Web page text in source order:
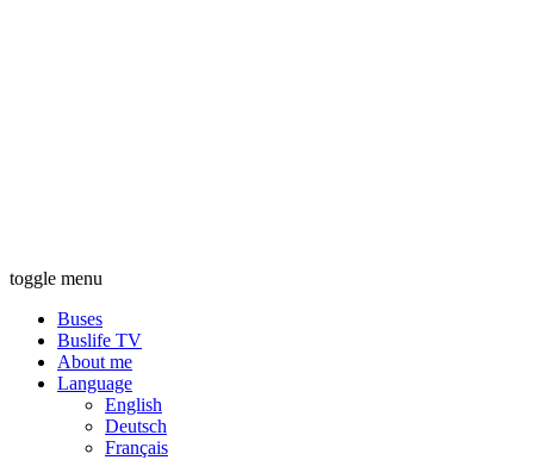
toggle menu
Buses
Buslife TV
About me
Language
English
Deutsch
Français